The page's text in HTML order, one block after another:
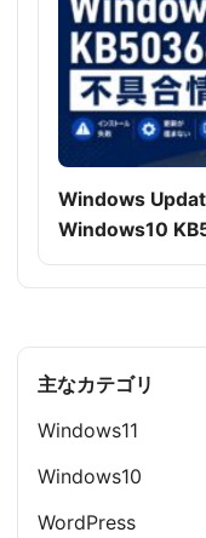
Windows
Windows10
主なカテゴリ
Windows11
Windows10
WordPress